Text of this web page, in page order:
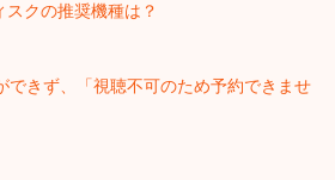
クの推奨機種は？
きず、「視聴不可のため予約できませ